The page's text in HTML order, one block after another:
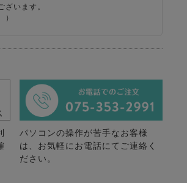
います。
パソコンの操作が苦手なお客様
は、お気軽にお電話にてご連絡く
ださい。